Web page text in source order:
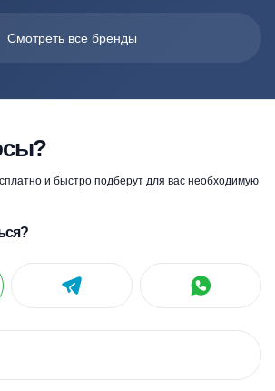
Смотреть все бренды
и быстро подберут для вас необходимую